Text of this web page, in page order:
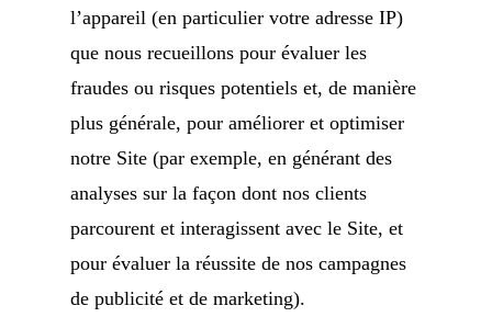
l’appareil (en particulier votre adresse IP)
que nous recueillons pour évaluer les
fraudes ou risques potentiels et, de manière
plus générale, pour améliorer et optimiser
notre Site (par exemple, en générant des
analyses sur la façon dont nos clients
parcourent et interagissent avec le Site, et
pour évaluer la réussite de nos campagnes
de publicité et de marketing).